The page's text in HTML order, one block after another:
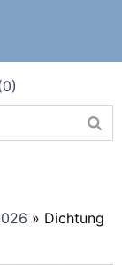
» Dichtung